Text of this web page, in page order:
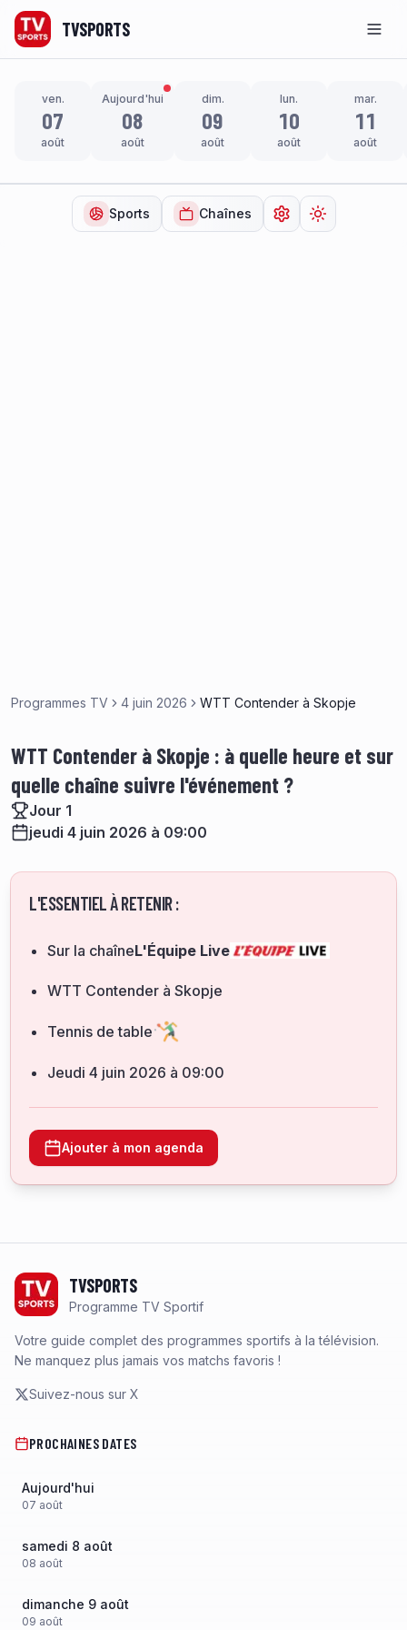
TVSPORTS
ven.
07
août
Aujourd'hui
08
août
dim.
09
août
lun.
10
août
mar.
11
août
Sports Chaînes Ouvrir lesChanger de
Programmes TV 4 juin 2026 WTT Contender à Skopje
WTT Contender à Skopje : à quelle heure et sur
quelle chaîne suivre l'événement ?
Jour 1
jeudi 4 juin 2026 à 09:00
L'ESSENTIEL À RETENIR :
Sur la chaîneL'Équipe Live
WTT Contender à Skopje
Tennis de table
jeudi 4 juin 2026 à 09:00
Ajouter à mon agenda
TVSPORTS
Programme TV Sportif
Votre guide complet des programmes sportifs à la télévision.
Ne manquez plus jamais vos matchs favoris !
Suivez-nous sur X
PROCHAINES DATES
Aujourd'hui
07 août
samedi 8 août
08 août
dimanche 9 août
09 août